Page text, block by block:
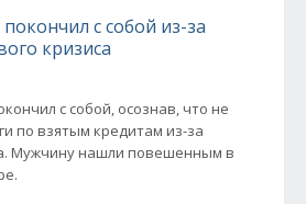
с собой из-за
кризиса
с собой, осознав, что не
по взятым кредитам из-за
Мужчину нашли повешенным в